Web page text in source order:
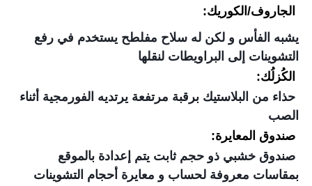
الجاروف/الكوريك:
يشبه الفأس و لكن له سلاح مفلطح يستخدم في رفع
التشوينات إلى البراويطات لنقلها
الكُزلُك:
حذاء من البلاستيك برقبة مرتفعة يرتديه الفورمجية أثناء
الصب
صندوق المعايرة:
صندوق خشبي ذو حجم ثابت يتم إعدادة بالموقع
بمقاسات معروفة لحساب و معايرة أحجام التشوينات